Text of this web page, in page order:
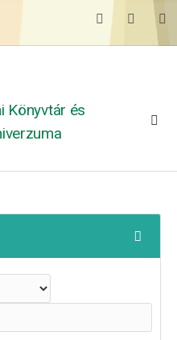
Könyvtár és